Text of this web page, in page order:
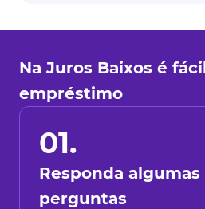
Na Juros Baixos é
empréstimo
01.
Responda algumas
perguntas